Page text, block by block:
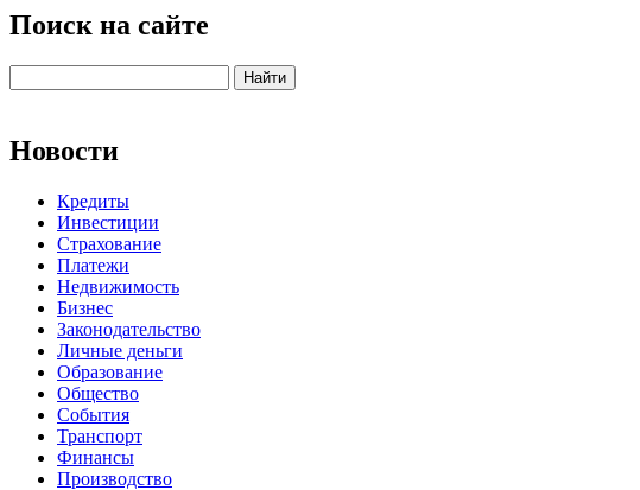
Поиск на сайте
Новости
Кредиты
Инвестиции
Страхование
Платежи
Недвижимость
Бизнес
Законодательство
Личные деньги
Образование
Общество
События
Транспорт
Финансы
Производство